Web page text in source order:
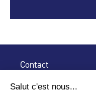
Contact